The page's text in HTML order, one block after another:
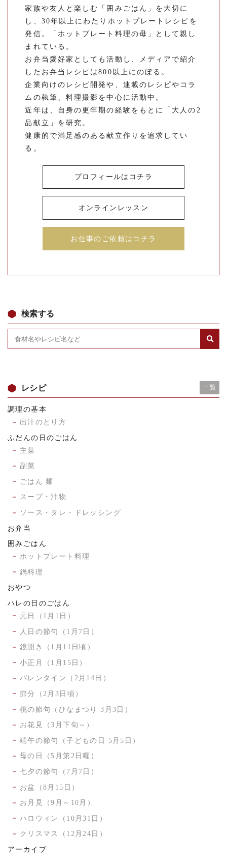
家族や友人と楽しむ「囲みごはん」を大切に
し、30年以上にわたりホットプレートレシピを
発信。「ホットプレート料理の母」として親し
まれている。
お弁当愛好家としても活動し、メディアで紹介
したお弁当レシピは800以上にのぼる。
企業向けのレシピ開発や、連載のレシピやコラ
ムの執筆、料理撮影を中心に活動中。
近年は、自身の更年期の経験をもとに「大人の2
品献立」を研究。
健康的で満足感のある献立作りを追求してい
る。
プロフィールはコチラ
オンラインレッスン
お仕事のご依頼はコチラ
検索する
レシピ 一覧
調理の基本
出汁のとり方
ふだんの日のごはん
主菜
副菜
ごはん 麺
スープ・汁物
ソース・タレ・ドレッシング
お弁当
囲みごはん
ホットプレート料理
鍋料理
おやつ
ハレの日のごはん
元日（1月1日）
人日の節句（1月7日）
鏡開き（1月11日頃）
小正月（1月15日）
バレンタイン（2月14日）
節分（2月3日頃）
桃の節句（ひなまつり 3月3日）
お花見（3月下旬～）
端午の節句（子どもの日 5月5日）
母の日（5月第2日曜）
七夕の節句（7月7日）
お盆（8月15日）
お月見（9月～10月）
ハロウィン（10月31日）
クリスマス（12月24日）
アーカイブ